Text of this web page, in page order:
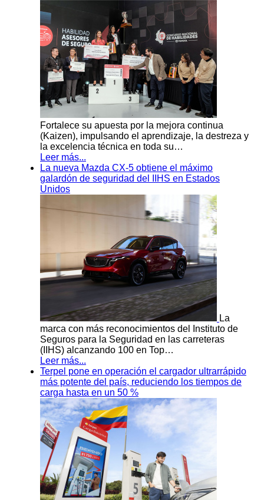
Fortalece su apuesta por la mejora continua
(Kaizen), impulsando el aprendizaje, la destreza y
la excelencia técnica en toda su…
Leer más...
La nueva Mazda CX-5 obtiene el máximo
galardón de seguridad del IIHS en Estados
Unidos
La
marca con más reconocimientos del Instituto de
Seguros para la Seguridad en las carreteras
(IIHS) alcanzando 100 en Top…
Leer más...
Terpel pone en operación el cargador ultrarrápido
más potente del país, reduciendo los tiempos de
carga hasta en un 50 %